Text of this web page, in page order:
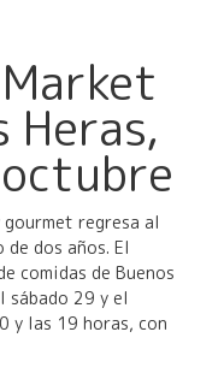
Heras,
regresa al
de dos años. El
comidas de Buenos
sábado 29 y el
y las 19 horas, con